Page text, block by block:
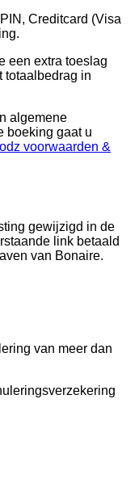
Creditcard (Visa
een extra toeslag
totaalbedrag in
algemene
boeking gaat u
voorwaarden &
gewijzigd in de
link betaald
van Bonaire.
van meer dan